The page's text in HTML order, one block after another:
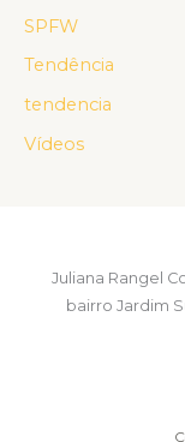
SPFW
Tendência
tendencia
Vídeos
Juliana Rangel
bairro Jardim